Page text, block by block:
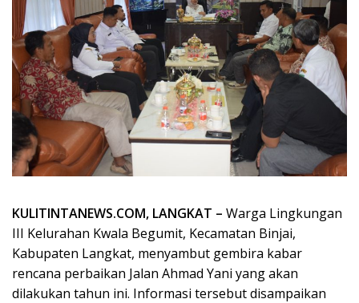
KULITINTANEWS.COM, LANGKAT – Warga Lingkungan
III Kelurahan Kwala Begumit, Kecamatan Binjai,
Kabupaten Langkat, menyambut gembira kabar
rencana perbaikan Jalan Ahmad Yani yang akan
dilakukan tahun ini. Informasi tersebut disampaikan